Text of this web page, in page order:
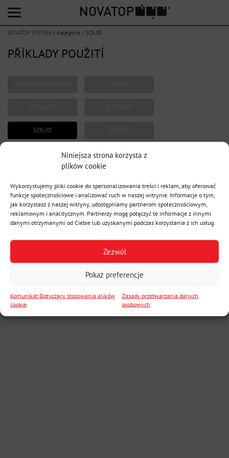
Niniejsza strona korzysta z
plików cookie
Wykorzystujemy pliki cookie do spersonalizowania treści i reklam, aby oferować
funkcje społecznościowe i analizować ruch w naszej witrynie. Informacje o tym,
jak korzystasz z naszej witryny, udostępniamy partnerom społecznościowym,
reklamowym i analitycznym. Partnerzy mogą połączyć te informacje z innymi
danymi otrzymanymi od Ciebie lub uzyskanymi podczas korzystania z ich usług.
Zezwól
Pokaż preferencje
Komunikat Dotyczący stosowania alików
cookie
Zasady przetwarzania danych
osobowych
NOVATOP SYSTEM / Kategorie / SOLID
PŘÍKLADY POUŽITÍ
SOLID
+ Další kategorie
1